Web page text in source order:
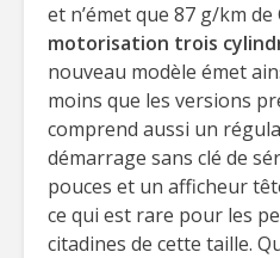
et n’émet que 87 g/km de
motorisation trois
nouveau modèle émet
moins que les versions
comprend aussi un
démarrage sans clé de
pouces et un afficheur
ce qui est rare pour les
citadines de cette taille.